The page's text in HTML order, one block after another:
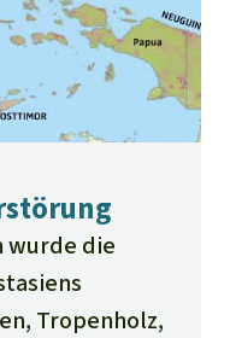
wurde die
Tropenholz,